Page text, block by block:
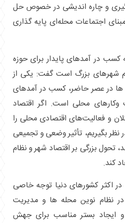
گیری و چاره اندیشی در خصوص حل
اجتماعات محله‌ای پایه گذاری
کسب در آمدهای پایدار برای حوزه
شهرهای بزرگ است گفت: یکی از
در عصر حاضر، کسب در آمدهای
وکارهای محلی است. اگر اقتصاد
و فعالیت‌های اقتصادی محلی را
نظر بگیریم، تأثیر وضعی و تجمیعی
تحول بزرگی بر اقتصاد شهر و نظام
کند.
در اکثر کشورهای دنیا توجه خاصی
در نظام نوین محله ها و مدیریت
ایجاد بستر مناسب برای جهش